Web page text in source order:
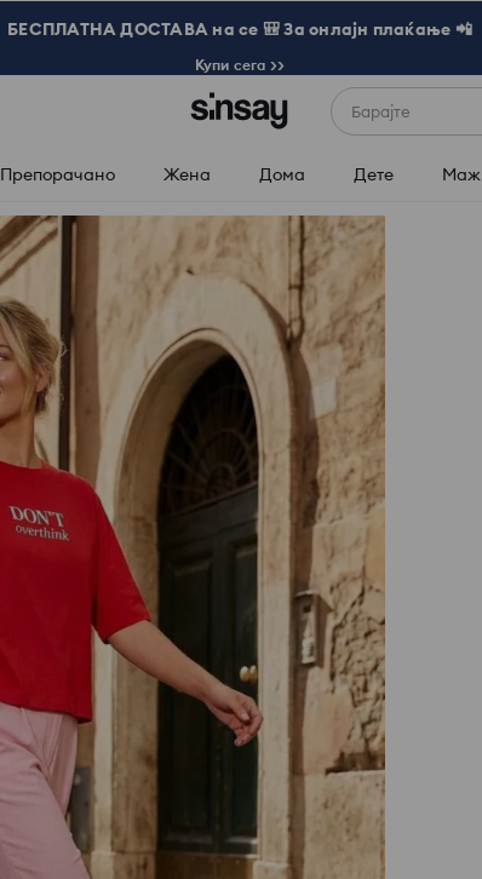
БЕСПЛАТНА ДОСТАВА на се 🎒 За онлајн плаќање 📲
Купи сега >>
Барајте
Препорачано Жена Дома Дете Маж